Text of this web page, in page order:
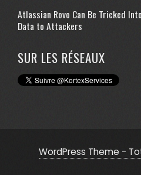
Atlassian Rovo Can Be Tricked
Data to Attackers
SUR LES RÉSEAUX
WordPress Theme -